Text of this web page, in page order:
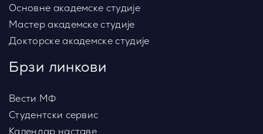
Основне академске студије
Мастер академске студије
Докторске академске студије
Брзи линкови
Вести МФ
Студентски сервис